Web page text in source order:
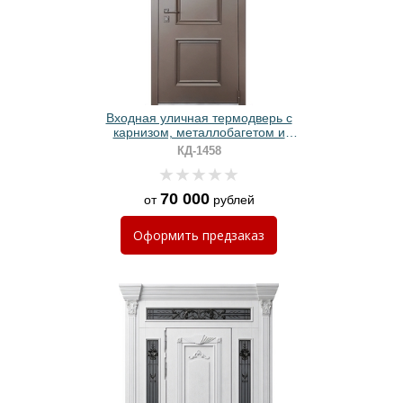
Входная уличная термодверь с
карнизом, металлобагетом и
коричневым полимерным
окрашиванием
КД-1458
от70 000рублей
Оформить предзаказ